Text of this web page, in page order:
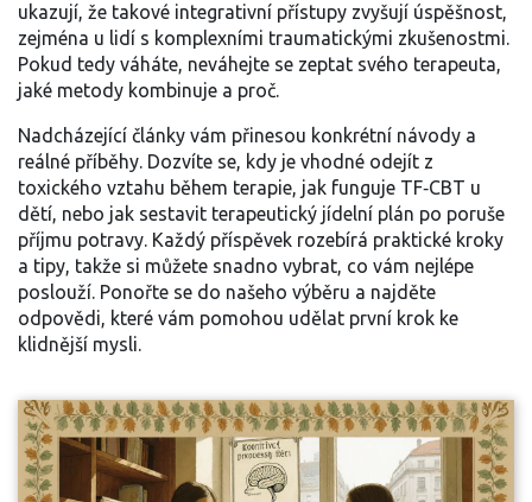
ukazují, že takové integrativní přístupy zvyšují úspěšnost,
zejména u lidí s komplexními traumatickými zkušenostmi.
Pokud tedy váháte, neváhejte se zeptat svého terapeuta,
jaké metody kombinuje a proč.
Nadcházející články vám přinesou konkrétní návody a
reálné příběhy. Dozvíte se, kdy je vhodné odejít z
toxického vztahu během terapie, jak funguje TF‑CBT u
dětí, nebo jak sestavit terapeutický jídelní plán po poruše
příjmu potravy. Každý příspěvek rozebírá praktické kroky
a tipy, takže si můžete snadno vybrat, co vám nejlépe
poslouží. Ponořte se do našeho výběru a najděte
odpovědi, které vám pomohou udělat první krok ke
klidnější mysli.